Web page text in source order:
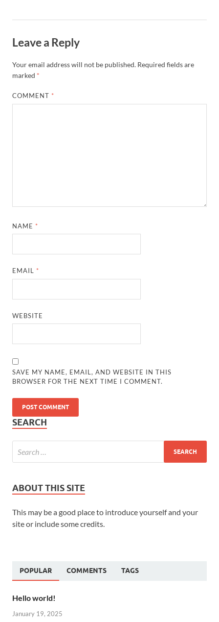
Leave a Reply
Your email address will not be published. Required fields are
marked *
COMMENT *
NAME *
EMAIL *
WEBSITE
SAVE MY NAME, EMAIL, AND WEBSITE IN THIS
BROWSER FOR THE NEXT TIME I COMMENT.
SEARCH
ABOUT THIS SITE
This may be a good place to introduce yourself and your
site or include some credits.
POPULAR COMMENTS TAGS
Hello world!
January 19, 2025